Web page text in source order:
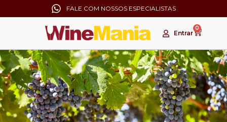
FALE COM NOSSOS ESPECIALISTAS
Entrar
0